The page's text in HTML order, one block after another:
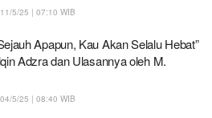
5/25 | 07:10 WIB
Apapun, Kau Akan Selalu Hebat”
Adzra dan Ulasannya oleh M.
5/25 | 08:40 WIB